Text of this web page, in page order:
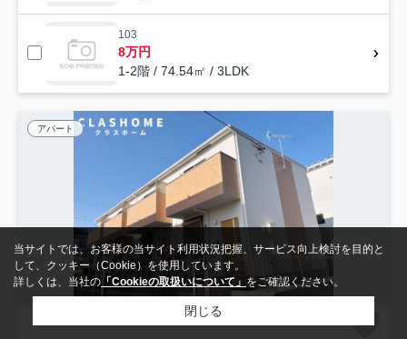
103
8万円
1-2階 / 74.54㎡ / 3LDK
アパート
当サイトでは、お客様の当サイト利用状況把握、サービス向上検討を目的と
して、クッキー（Cookie）を使用しています。
詳しくは、当社の 「Cookieの取扱いについて」 をご確認ください。
閉じる